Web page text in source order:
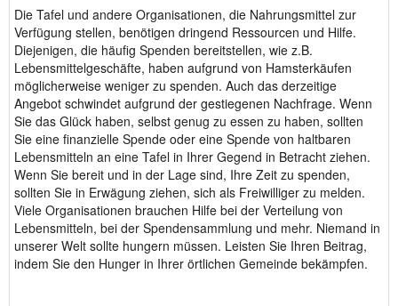
Die Tafel und andere Organisationen, die Nahrungsmittel zur
Verfügung stellen, benötigen dringend Ressourcen und Hilfe.
Diejenigen, die häufig Spenden bereitstellen, wie z.B.
Lebensmittelgeschäfte, haben aufgrund von Hamsterkäufen
möglicherweise weniger zu spenden. Auch das derzeitige
Angebot schwindet aufgrund der gestiegenen Nachfrage. Wenn
Sie das Glück haben, selbst genug zu essen zu haben, sollten
Sie eine finanzielle Spende oder eine Spende von haltbaren
Lebensmitteln an eine Tafel in Ihrer Gegend in Betracht ziehen.
Wenn Sie bereit und in der Lage sind, Ihre Zeit zu spenden,
sollten Sie in Erwägung ziehen, sich als Freiwilliger zu melden.
Viele Organisationen brauchen Hilfe bei der Verteilung von
Lebensmitteln, bei der Spendensammlung und mehr. Niemand in
unserer Welt sollte hungern müssen. Leisten Sie Ihren Beitrag,
indem Sie den Hunger in Ihrer örtlichen Gemeinde bekämpfen.